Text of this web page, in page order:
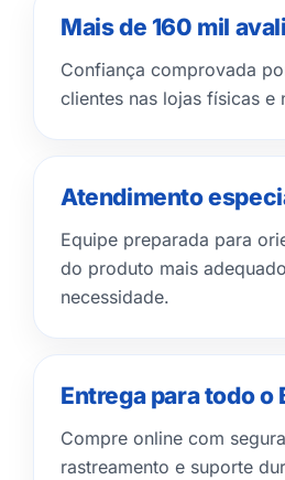
Mais de 160 mil
Confiança comprovada
clientes nas lojas físicas e
Atendimento
Equipe preparada para
do produto mais
necessidade.
Entrega para todo o
Compre online com
rastreamento e suporte